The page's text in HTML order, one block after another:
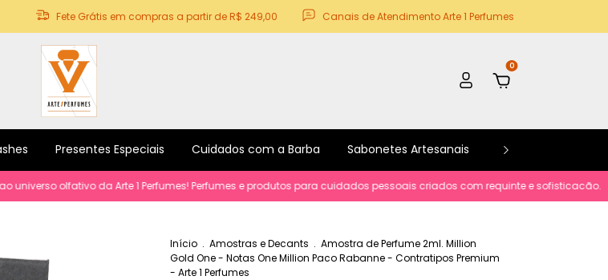
Fete Grátis em compras a partir de R$ 249,00 Canais de Atendimento Arte 1 Perfumes
0
Presentes Especiais Cuidados com a Barba Sabonetes Artesanais Kits e Promoções
da Arte 1 Perfumes! Perfumes e produtos para cuidados pessoais criados com requinte e sofisticacão.
Início . Amostras e Decants . Amostra de Perfume 2ml. Million
Gold One - Notas One Million Paco Rabanne - Contratipos Premium
- Arte 1 Perfumes